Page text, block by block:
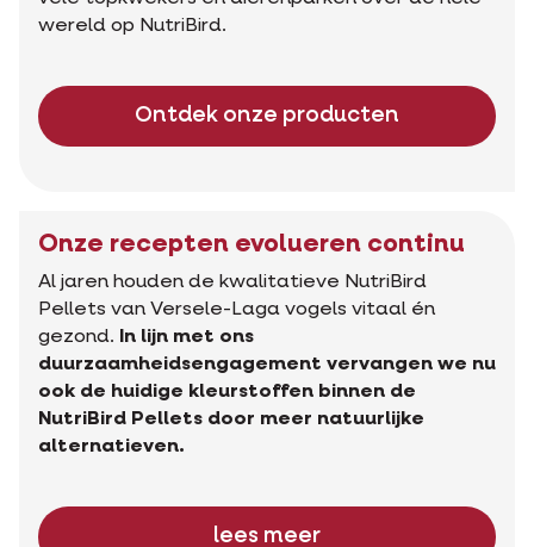
wereld op NutriBird.
Ontdek onze producten
Onze recepten evolueren continu
Al jaren houden de kwalitatieve NutriBird
Pellets van Versele-Laga vogels vitaal én
gezond. In lijn met ons
duurzaamheidsengagement vervangen we nu
ook de huidige kleurstoffen binnen de
NutriBird Pellets door meer natuurlijke
alternatieven.
lees meer